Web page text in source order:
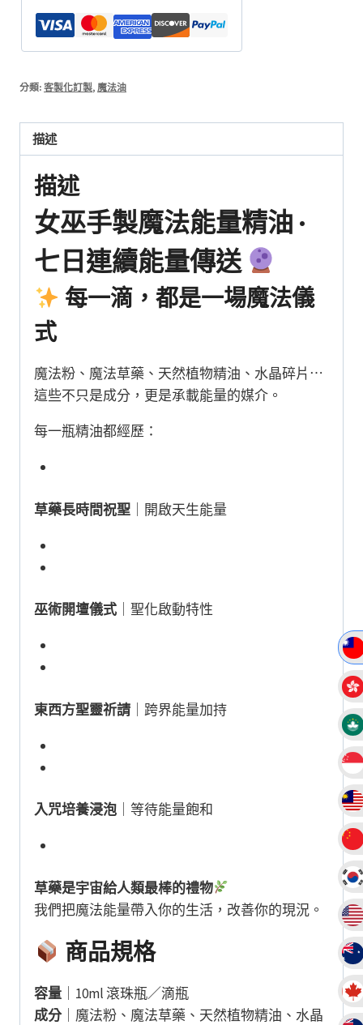
碎
浸
蜜
分類: 客製化訂製, 魔法油
描述
描述
女巫手製魔法能量精油 ·
七日連續能量傳送
每一滴，都是一場魔法儀
式
魔法粉、魔法草藥、天然植物精油、水晶碎片⋯
這些不只是成分，更是承載能量的媒介。
每一瓶精油都經歷：
草藥長時間祝聖 ｜開啟天生能量
巫術開壇儀式 ｜聖化啟動特性
東西方聖靈祈請 ｜跨界能量加持
入咒培養浸泡 ｜等待能量飽和
草藥是宇宙給人類最棒的禮物
我們把魔法能量帶入你的生活，改善你的現況。
商品規格
容量 ｜10ml 滾珠瓶／滴瓶
成分｜魔法粉、魔法草藥、天然植物精油、水晶